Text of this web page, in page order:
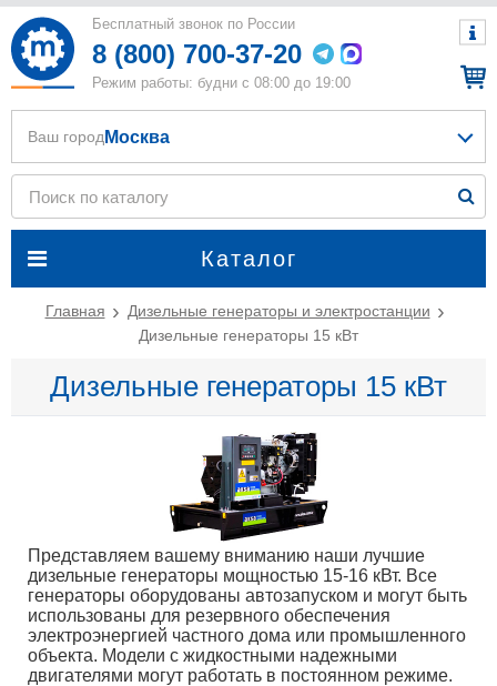
Бесплатный звонок по России
8 (800) 700-37-20
Режим работы: будни с 08:00 до 19:00
Каталог
Ваш город Москва
Главная
Дизельные генераторы и электростанции
Дизельные генераторы 15 кВт
Дизельные генераторы 15 кВт
Представляем вашему вниманию наши лучшие
дизельные генераторы мощностью 15-16 кВт. Все
генераторы оборудованы автозапуском и могут быть
использованы для резервного обеспечения
электроэнергией частного дома или промышленного
объекта. Модели с жидкостными надежными
двигателями могут работать в постоянном режиме.